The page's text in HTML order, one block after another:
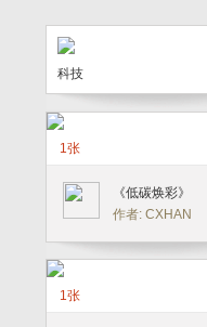
科技
1张
《低碳焕彩》
作者: CXHAN
1张